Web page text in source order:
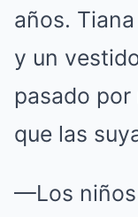
años.
y un
pasado
que las
—Los niños